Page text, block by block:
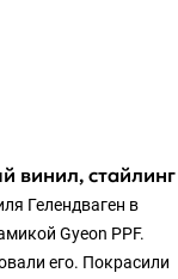
винил, стайлинг
Гелендваген в
Gyeon PPF.
его. Покрасили